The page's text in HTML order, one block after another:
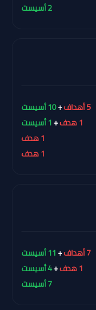
+10 أسيست
+1 أسيست
+11 أسيست
+4 أسيست